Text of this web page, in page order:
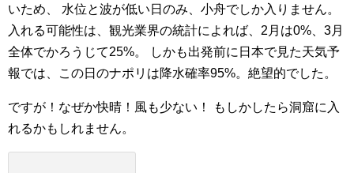
いため、
水位と波が低い日のみ、小舟でしか入りません。
入れる可能性は、観光業界の統計によれば、2月は0%、3月
全体でかろうじて25%。
しかも出発前に日本で見た天気予
報では、この日のナポリは降水確率95%。絶望的でした。
ですが！なぜか快晴！風も少ない！
もしかしたら洞窟に入
れるかもしれません。